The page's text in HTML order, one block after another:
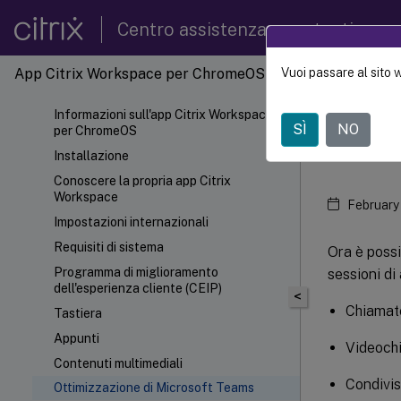
Centro assistenza per utenti
App Citrix Workspace per ChromeOS
Informazioni sull'app Citrix Workspace
per ChromeOS
Installazione
Conoscere la propria app Citrix
Workspace
Impostazioni internazionali
Requisiti di sistema
Programma di miglioramento
dell'esperienza cliente (CEIP)
Tastiera
Appunti
Contenuti multimediali
Ottimizzazione di Microsoft Teams
App
<
Ora è
sessioni di
Vuoi passare al sito
SÌ NO